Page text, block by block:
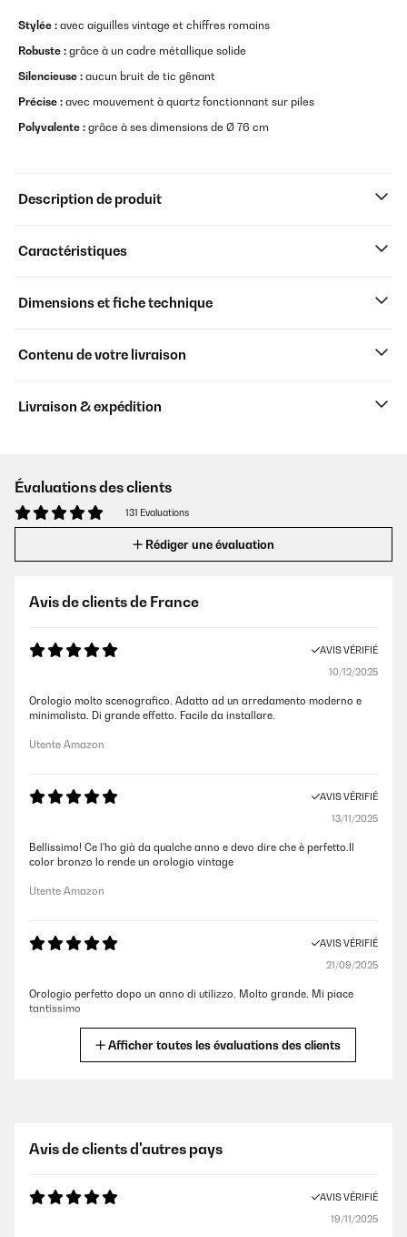
Stylée : avec aiguilles vintage et chiffres romains
Robuste : grâce à un cadre métallique solide
Silencieuse : aucun bruit de tic gênant
Précise : avec mouvement à quartz fonctionnant sur piles
Polyvalente : grâce à ses dimensions de Ø 76 cm
Description de produit
Caractéristiques
Dimensions et fiche technique
Contenu de votre livraison
Livraison & expédition
Évaluations des clients
131 Evaluations
Rédiger une évaluation
Avis de clients de France
AVIS VÉRIFIÉ
10/12/2025
Orologio molto scenografico. Adatto ad un arredamento moderno e
minimalista. Di grande effetto. Facile da installare.
Utente Amazon
AVIS VÉRIFIÉ
13/11/2025
Bellissimo! Ce l'ho già da qualche anno e devo dire che è perfetto.Il
color bronzo lo rende un orologio vintage
Utente Amazon
AVIS VÉRIFIÉ
21/09/2025
Orologio perfetto dopo un anno di utilizzo. Molto grande. Mi piace
tantissimo
Utente Amazon
Prodotto dí buona qualità! Molto bello e funziona perfettamente.La
consiglio
Afficher toutes les évaluations des clients
Avis de clients d'autres pays
AVIS VÉRIFIÉ
19/11/2025